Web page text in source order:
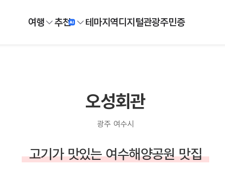
여행 추천 테마지역디지털관광주민증
오성회관
광주 여수시
고기가 맛있는 여수해양공원 맛집